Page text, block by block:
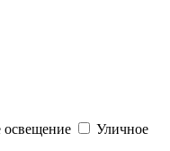
освещение
Уличное